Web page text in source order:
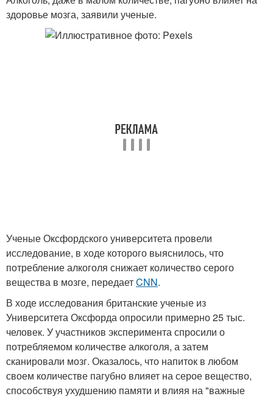
здоровье мозга, заявили ученые.
Ученые Оксфордского университета провели
исследование, в ходе которого выяснилось, что
потребление алкоголя снижает количество серого
вещества в мозге, передаетCNN.
В ходе исследования британские ученые из
Университета Оксфорда опросили примерно 25 тыс.
человек. У участников эксперимента спросили о
потребляемом количестве алкоголя, а затем
сканировали мозг. Оказалось, что напиток в любом
своем количестве пагубно влияет на серое вещество,
способствуя ухудшению памяти и влияя на "важные